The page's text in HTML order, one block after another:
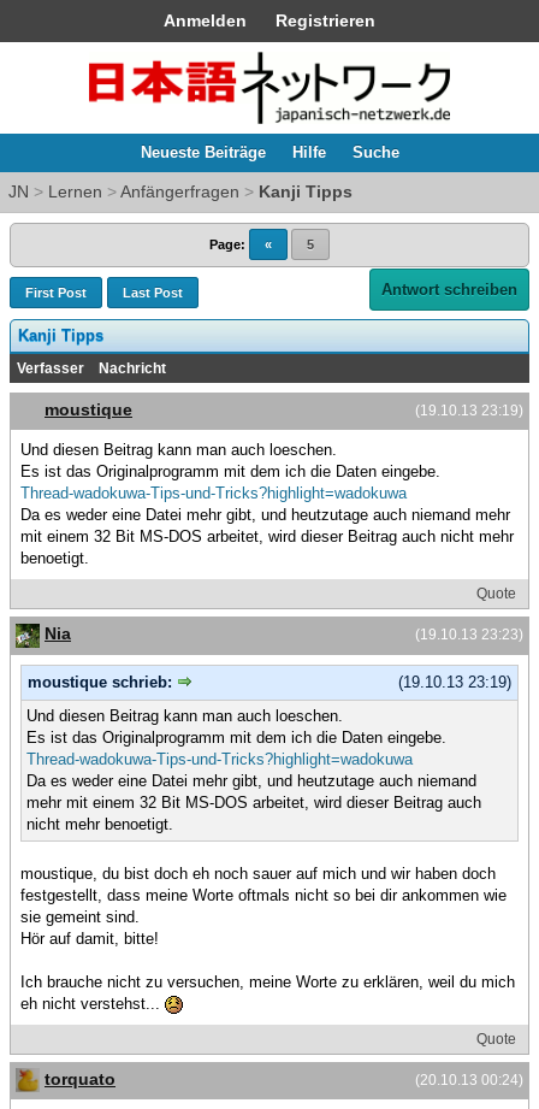
Anmelden Registrieren
Neueste Beiträge Hilfe Suche
JN > Lernen >Anfängerfragen > Kanji Tipps
Page: « 5
First Post Last Post Antwort schreiben
Kanji Tipps
Verfasser Nachricht
(19.10.13 23:19)
moustique
Und diesen Beitrag kann man auch loeschen.
Es ist das Originalprogramm mit dem ich die Daten eingebe.
Thread-wadokuwa-Tips-und-Tricks?highlight=wadokuwa
Da es weder eine Datei mehr gibt, und heutzutage auch niemand mehr
mit einem 32 Bit MS-DOS arbeitet, wird dieser Beitrag auch nicht mehr
benoetigt.
Quote
(19.10.13 23:23)
Nia
(19.10.13 23:19)
moustique schrieb:
Und diesen Beitrag kann man auch loeschen.
Es ist das Originalprogramm mit dem ich die Daten eingebe.
Thread-wadokuwa-Tips-und-Tricks?highlight=wadokuwa
Da es weder eine Datei mehr gibt, und heutzutage auch niemand
mehr mit einem 32 Bit MS-DOS arbeitet, wird dieser Beitrag auch
nicht mehr benoetigt.
moustique, du bist doch eh noch sauer auf mich und wir haben doch
festgestellt, dass meine Worte oftmals nicht so bei dir ankommen wie
sie gemeint sind.
Hör auf damit, bitte!
Ich brauche nicht zu versuchen, meine Worte zu erklären, weil du mich
eh nicht verstehst...
Quote
(20.10.13 00:24)
torquato